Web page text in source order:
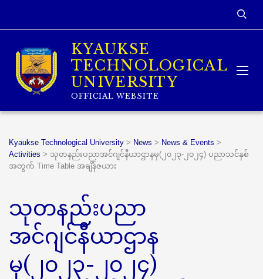
KYAUKSE
TECHNOLOGICAL
UNIVERSITY
OFFICIAL WEBSITE
Kyaukse Technological University > News > News & Events >
Activities > သုတနည်းပညာအင်ဂျင်နီယာဌာနမှ(၂၀၂၃-၂၀၂၄) ပညာသင်နှစ်
အတွက် Time Table အချိန်ဇယား
သုတနည်းပညာ
အင်ဂျင်နီယာဌာန
မှ(၂၀၂၃-၂၀၂၄)